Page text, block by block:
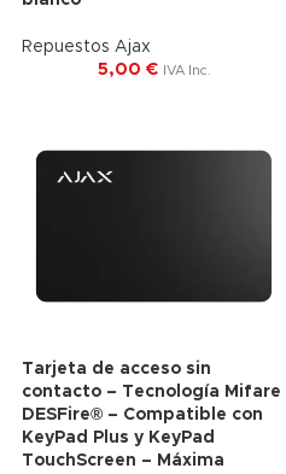
Repuestos Ajax
5,00 € IVA Inc.
Tarjeta de acceso sin
contacto – Tecnología Mifare
DESFire® – Compatible con
KeyPad Plus y KeyPad
TouchScreen – Máxima